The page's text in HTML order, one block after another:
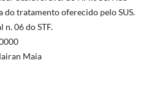
do tratamento oferecido pelo SUS.
n. 06 do STF.
Maia